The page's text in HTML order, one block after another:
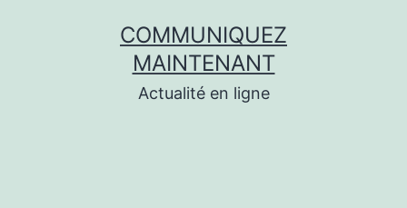
COMMUNIQUEZ
MAINTENANT
Actualité en ligne